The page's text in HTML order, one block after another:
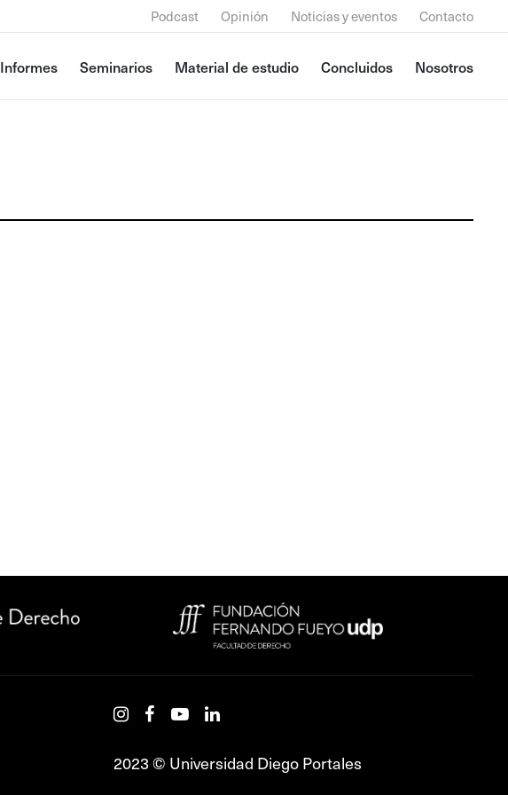
Podcast Opinión Noticias y eventos Contacto
Informes Seminarios Material de estudio Concluidos Nosotros
2023 © Universidad Diego Portales